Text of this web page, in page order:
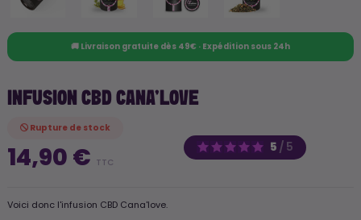
🚚 Livraison gratuite dès 49€ · Expédition sous 24h
INFUSION CBD CANA'LOVE
5 / 5
Rupture de stock
14,90 € TTC
Voici donc l'infusion CBD Cana'love.